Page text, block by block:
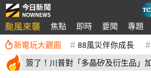
颱風來襲 焦點 即時 要聞 專題
新電玩大觀園 88風災伴你成長
簽了！川普對「多晶矽及衍生品